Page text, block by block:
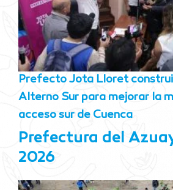
Prefecto Jota Lloret
Alterno Sur para mejorar la
acceso sur de Cuenca
Prefectura del
2026